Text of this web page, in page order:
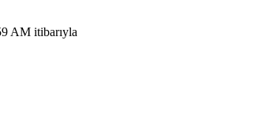
AM itibarıyla